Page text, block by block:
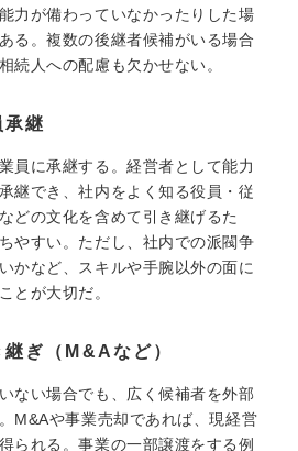
力が備わっていなかったりした場
る。複数の後継者候補がいる場合
続人への配慮も欠かせない。
継
員に承継する。経営者として能力
継でき、社内をよく知る役員・従
どの文化を含めて引き継げるた
やすい。ただし、社内での派閥争
かなど、スキルや手腕以外の面に
とが大切だ。
ぎ（M&Aなど）
ない場合でも、広く候補者を外部
M&Aや事業売却であれば、現経営
られる。事業の一部譲渡をする例